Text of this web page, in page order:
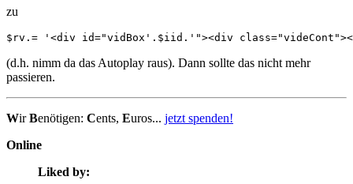
zu
$rv.= '<div id="vidBox'.$iid.'"><div
(d.h. nimm da das Autoplay raus). Dann sollte das nicht mehr
passieren.
WirBenötigen: Cents, Euros... jetzt spenden!
Online
Liked by: